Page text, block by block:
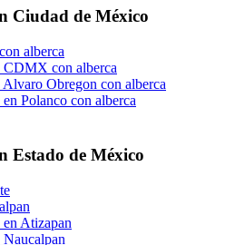
Ciudad de México
alberca
CDMX con alberca
Alvaro Obregon con alberca
Polanco con alberca
Estado de México
en Atizapan
Naucalpan